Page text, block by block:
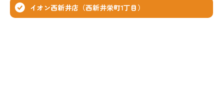
イオン西新井店（西新井栄町1丁目）